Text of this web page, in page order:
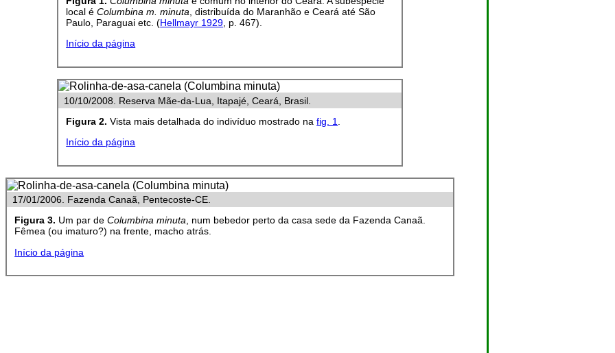
local éColumbina m. minuta , distribuída do Maranhão e Ceará até São
Paulo, Paraguai etc. (Hellmayr 1929 , p. 467).
Início da página
10/10/2008. Reserva Mãe-da-Lua, Itapajé, Ceará, Brasil.
Figura 2. Vista mais detalhada do indivíduo mostrado nafig. 1
Início da página
17/01/2006. Fazenda Canaã, Pentecoste-CE.
Figura 3. Um par deColumbina minuta , num bebedor perto da casa sede da Fazenda Canaã.
Fêmea (ou imaturo?) na frente, macho atrás.
Início da página